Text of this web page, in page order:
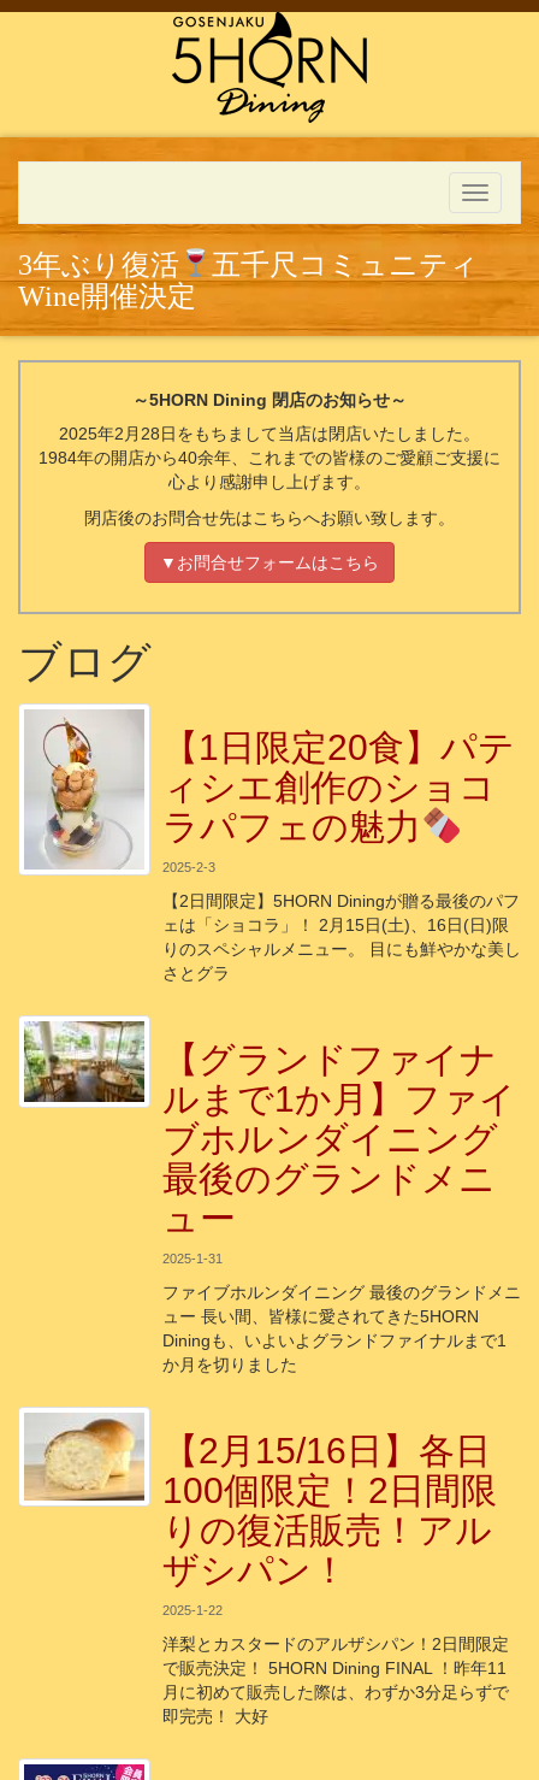
Toggle
3年ぶり復活
五千尺コミュニティ
Wine開催決定
～5HORN Dining 閉店のお知らせ～
2025年2月28日をもちまして当店は閉店いたしました。
1984年の開店から40余年、これまでの皆様のご愛顧ご支援に
心より感謝申し上げます。
閉店後のお問合せ先はこちらへお願い致します。
▼お問合せフォームはこちら
ブログ
【1日限定20食】パテ
ィシエ創作のショコ
ラパフェの魅力
2025-2-3
【2日間限定】5HORN Diningが贈る最後のパフ
ェは「ショコラ」！ 2月15日(土)、16日(日)限
りのスペシャルメニュー。 目にも鮮やかな美し
さとグラ
【グランドファイナ
ルまで1か月】ファイ
ブホルンダイニング
最後のグランドメニ
ュー
2025-1-31
ファイブホルンダイニング 最後のグランドメニ
ュー 長い間、皆様に愛されてきた5HORN
Diningも、いよいよグランドファイナルまで1
か月を切りました
【2月15/16日】各日
100個限定！2日間限
りの復活販売！アル
ザシパン！
2025-1-22
洋梨とカスタードのアルザシパン！2日間限定
で販売決定！ 5HORN Dining FINAL ！昨年11
月に初めて販売した際は、わずか3分足らずで
即完売！ 大好